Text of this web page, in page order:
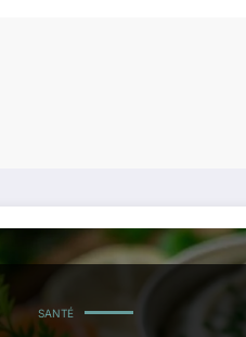
SANTÉ